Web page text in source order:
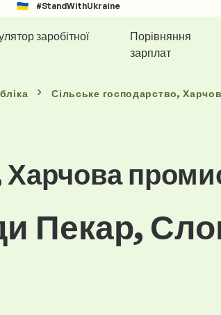
#StandWithUkraine
заробітної
Порівняння
зарплат
Сільське господарство,
Харчова
Пекар,